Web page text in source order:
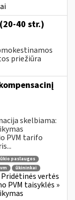
40 str.)
priežiūra
skelbiama:
PVM tarifo
paslaugos
ūkininkai
Pridėtinės vertės
PVM taisyklės »